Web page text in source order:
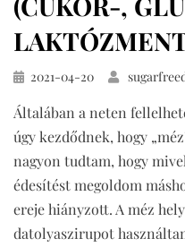
Közzétéve
2021-04-20
Általában a neten
úgy kezdődnek, hogy
nagyon tudtam, hogy
édesítést megoldom
ereje hiányzott. A méz
datolyaszirupot